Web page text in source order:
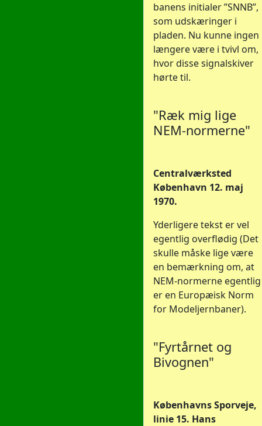
banens initialer ”SNNB”,
som udskæringer i
pladen. Nu kunne ingen
længere være i tvivl om,
hvor disse signalskiver
hørte til.
"Ræk mig lige
NEM-normerne"
Centralværksted
København 12. maj
1970.
Yderligere tekst er vel
egentlig overflødig (Det
skulle måske lige være
en bemærkning om, at
NEM-normerne egentlig
er en Europæisk Norm
for Modeljernbaner).
"Fyrtårnet og
Bivognen"
Københavns Sporveje,
linie 15. Hans